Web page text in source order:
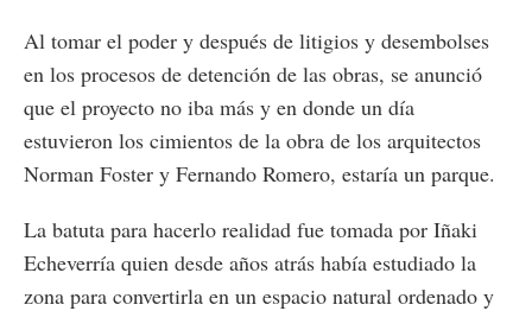
Al tomar el poder y después de litigios y desembolses
en los procesos de detención de las obras, se anunció
que el proyecto no iba más y en donde un día
estuvieron los cimientos de la obra de los arquitectos
Norman Foster y Fernando Romero, estaría un parque.
La batuta para hacerlo realidad fue tomada por Iñaki
Echeverría quien desde años atrás había estudiado la
zona para convertirla en un espacio natural ordenado y